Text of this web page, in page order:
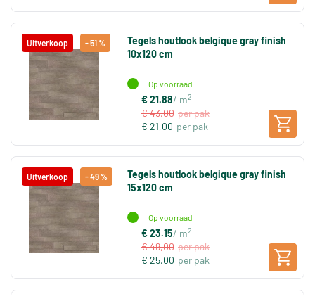
Uitverkoop - 51 %
Tegels houtlook belgique gray finish
10x120 cm
Op voorraad
€ 21.88/ m2
€ 43,00 per pak
€ 21,00 per pak
Uitverkoop - 49 %
Tegels houtlook belgique gray finish
15x120 cm
Op voorraad
€ 23.15/ m2
€ 49,00 per pak
€ 25,00 per pak